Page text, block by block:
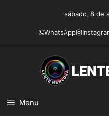
conteúdo
sábado, 8 de
WhatsApp
Menu